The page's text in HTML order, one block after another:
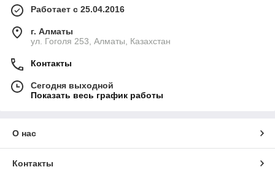
Работает с 25.04.2016
г. Алматы
ул. Гоголя 253, Алматы, Казахстан
Контакты
Сегодня выходной
Показать весь график работы
О нас
Контакты